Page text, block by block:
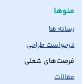
منوها
رسانه ها
درخواست طراحی
فرصت‌های شغلی
مقالات